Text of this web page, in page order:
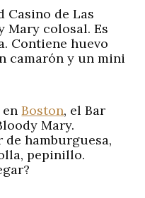
Casino de Las
Mary colosal. Es
Contiene huevo
camarón y un mini
enBoston, el Bar
Mary.
de hamburguesa,
pepinillo.